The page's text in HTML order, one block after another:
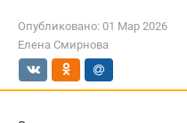
Опубликовано: 01 Мар 2026
Елена Смирнова